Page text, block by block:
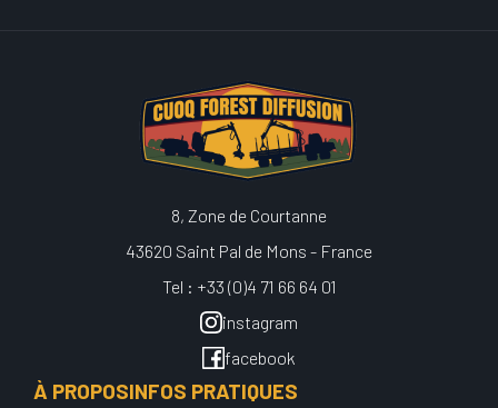
8, Zone de Courtanne
43620 Saint Pal de Mons - France
Tel : +33 (0)4 71 66 64 01
instagram
facebook
À PROPOSINFOS PRATIQUES